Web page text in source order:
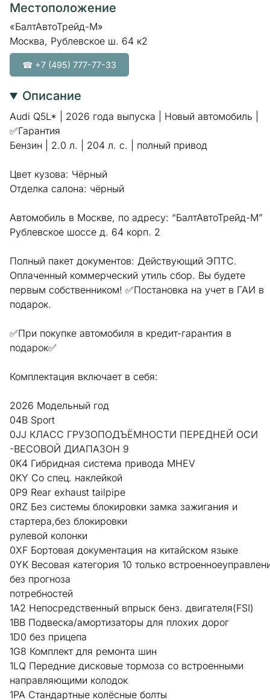
Местоположение
«БалтАвтоТрейд-М»
Москва, Рублевское ш. 64 к2
☎ +7 (495) 777-77-33
Описание
Audi Q5L* | 2026 года выпуска | Новый автомобиль |
✅Гарантия
Бензин | 2.0 л. | 204 л. с. | полный привод
Цвет кузова: Чёрный
Отделка салона: чёрный
Автомобиль в Москве, по адресу: “БалтАвтоТрейд-М”
Рублевское шоссе д. 64 корп. 2
Полный пакет документов: Действующий ЭПТС.
Оплаченный коммерческий утиль сбор. Вы будете
первым собственником! ✅Постановка на учет в ГАИ в
подарок.
✅При покупке автомобиля в кредит-гарантия в
подарок✅
Комплектация включает в себя:
2026 Модельный год
04B Sport
0JJ КЛАСС ГРУЗОПОДЪЁМНОСТИ ПЕРЕДНЕЙ ОСИ
-ВЕСОВОЙ ДИАПАЗОН 9
0K4 Гибридная система привода MHEV
0KY Со спец. наклейкой
0P9 Rear exhaust tailpipe
0RZ Без системы блокировки замка зажигания и
стартера,без блокировки
рулевой колонки
0XF Бортовая документация на китайском языке
0YK Весовая категория 10 только
без прогноза
потребностей
1A2 Непосредственный впрыск бенз. двигателя(FSI)
1BB Подвеска/амортизаторы для плохих дорог
1D0 без прицепа
1G8 Комплект для ремонта шин
1LQ Передние дисковые тормоза со встроенными
направляющими колодок
1PA Стандартные колёсные болты